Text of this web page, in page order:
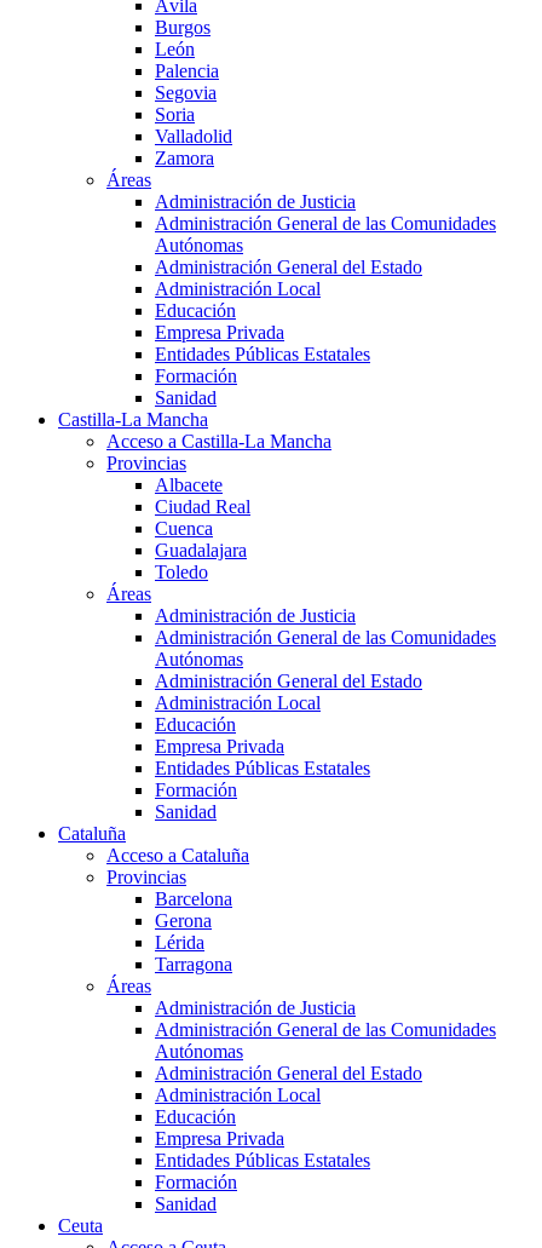
Ávila
Burgos
León
Palencia
Segovia
Soria
Valladolid
Zamora
Áreas
Administración de Justicia
Administración General de las Comunidades
Autónomas
Administración General del Estado
Administración Local
Educación
Empresa Privada
Entidades Públicas Estatales
Formación
Sanidad
Castilla-La Mancha
Acceso a Castilla-La Mancha
Provincias
Albacete
Ciudad Real
Cuenca
Guadalajara
Toledo
Áreas
Administración de Justicia
Administración General de las Comunidades
Autónomas
Administración General del Estado
Administración Local
Educación
Empresa Privada
Entidades Públicas Estatales
Formación
Sanidad
Cataluña
Acceso a Cataluña
Provincias
Barcelona
Gerona
Lérida
Tarragona
Áreas
Administración de Justicia
Administración General de las Comunidades
Autónomas
Administración General del Estado
Administración Local
Educación
Empresa Privada
Entidades Públicas Estatales
Formación
Sanidad
Ceuta